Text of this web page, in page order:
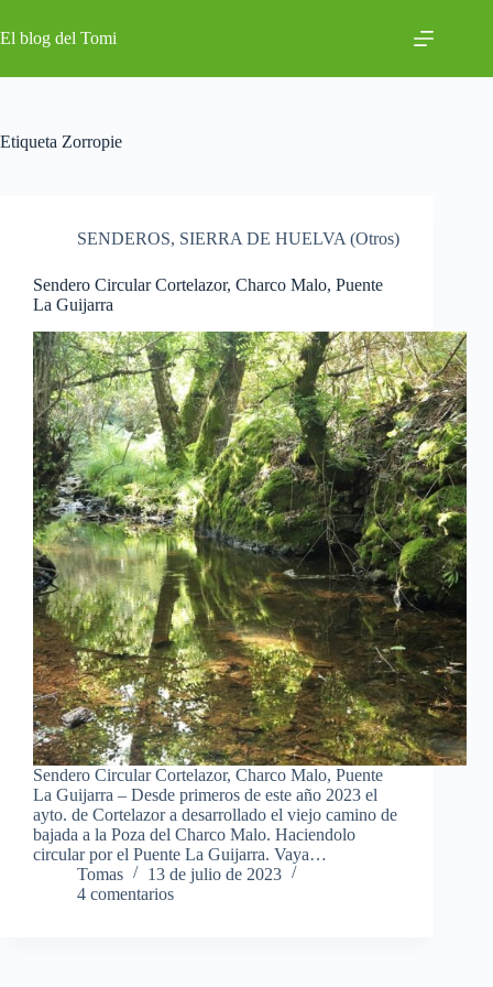
al
contenido
El blog del Tomi
Etiqueta Zorropie
SENDEROS, SIERRA DE HUELVA (Otros)
Sendero Circular Cortelazor, Charco Malo, Puente
La Guijarra
Sendero Circular Cortelazor, Charco Malo, Puente
La Guijarra – Desde primeros de este año 2023 el
ayto. de Cortelazor a desarrollado el viejo camino de
bajada a la Poza del Charco Malo. Haciendolo
circular por el Puente La Guijarra. Vaya…
Tomas
13 de julio de 2023
4 comentarios